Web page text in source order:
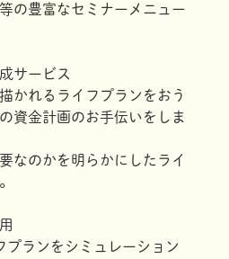
の豊富なセミナーメニュー
サービス
かれるライフプランをおう
資金計画のお手伝いをしま
なのかを明らかにしたライ
プランをシミュレーション